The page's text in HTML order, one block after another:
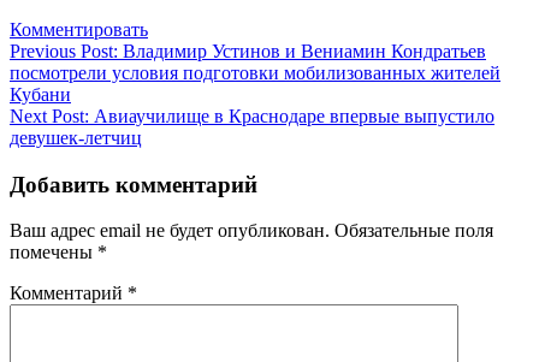
Комментировать
Навигация
по
записям
Previous Post: Владимир Устинов и Вениамин Кондратьев
посмотрели условия подготовки мобилизованных жителей
Кубани
Next Post: Авиаучилище в Краснодаре впервые выпустило
девушек-летчиц
Добавить комментарий
Ваш адрес email не будет опубликован. Обязательные поля
помечены *
Комментарий *